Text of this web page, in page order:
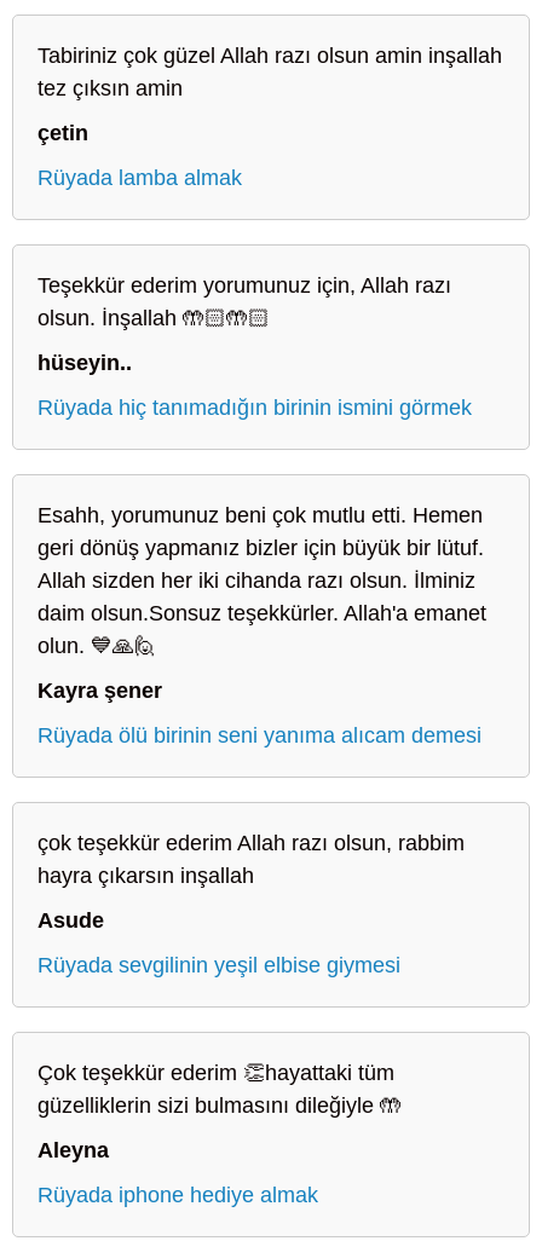
Tabiriniz çok güzel Allah razı olsun amin inşallah
tez çıksın amin
çetin
Rüyada lamba almak
Teşekkür ederim yorumunuz için, Allah razı
olsun. İnşallah 🤲🏻🤲🏻
hüseyin..
Rüyada hiç tanımadığın birinin ismini görmek
Esahh, yorumunuz beni çok mutlu etti. Hemen
geri dönüş yapmanız bizler için büyük bir lütuf.
Allah sizden her iki cihanda razı olsun. İlminiz
daim olsun.Sonsuz teşekkürler. Allah'a emanet
olun. 💙🙏🙋
Kayra şener
Rüyada ölü birinin seni yanıma alıcam demesi
çok teşekkür ederim Allah razı olsun, rabbim
hayra çıkarsın inşallah
Asude
Rüyada sevgilinin yeşil elbise giymesi
Çok teşekkür ederim 👏hayattaki tüm
güzelliklerin sizi bulmasını dileğiyle 🤲
Aleyna
Rüyada iphone hediye almak